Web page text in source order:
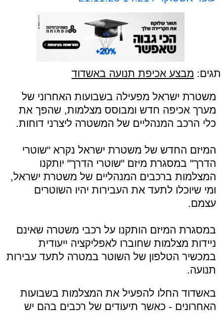
תגים: מבצע אכיפת תנועה באשדוד
משטרת ישראל מפעילה בשבועות האחרוני של
מערך אכיפה חדש ומבוסס מצלמות, שהפך את
כלי הרכב המנהליים של המשטרה ליצרני דוחות. ⁠
המיזם החדש של משטרת ישראל נקרא "שוטרי
הדרך" במסגרת מיזם "שוטרי הדרך" יותקנו
המצלמות ברכבים המנהליים של משטרת ישראל,
ומי שיוכלו לתעד את העבירות יהיו השוטרים
עצמם.⁠
במסגרת המיזם הותקנו על רכבי משטרה שאינם
ניידות מצלמות שחוברו לאפליקציה ייעודית
במכשיר הטלפון של השוטר במטרה לתעד עבירות
תנועה.⁠
באשדוד החלו להפעיל את המצלמות בשבועות
האחרונים - כאשר תיעודים של רכבים בהם יש